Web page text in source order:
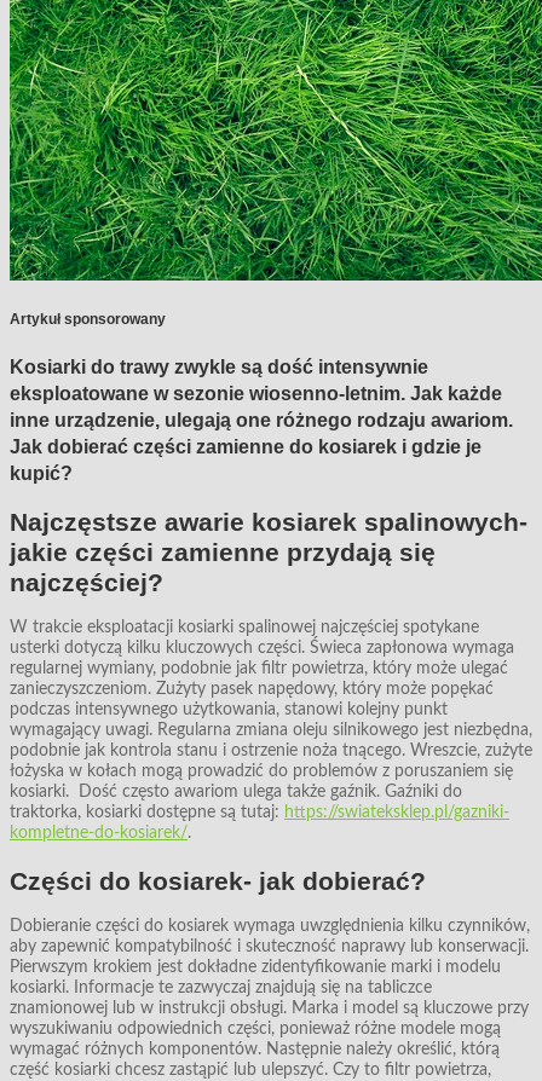
Artykuł sponsorowany
Kosiarki do trawy zwykle są dość intensywnie
eksploatowane w sezonie wiosenno-letnim. Jak każde
inne urządzenie, ulegają one różnego rodzaju awariom.
Jak dobierać części zamienne do kosiarek i gdzie je
kupić?
Najczęstsze awarie kosiarek spalinowych-
jakie części zamienne przydają się
najczęściej?
W trakcie eksploatacji kosiarki spalinowej najczęściej spotykane
usterki dotyczą kilku kluczowych części. Świeca zapłonowa wymaga
regularnej wymiany, podobnie jak filtr powietrza, który może ulegać
zanieczyszczeniom. Zużyty pasek napędowy, który może popękać
podczas intensywnego użytkowania, stanowi kolejny punkt
wymagający uwagi. Regularna zmiana oleju silnikowego jest niezbędna,
podobnie jak kontrola stanu i ostrzenie noża tnącego. Wreszcie, zużyte
łożyska w kołach mogą prowadzić do problemów z poruszaniem się
kosiarki. Dość często awariom ulega także gaźnik. Gaźniki do
traktorka, kosiarki dostępne są tutaj: https://swiateksklep.pl/gazniki-
kompletne-do-kosiarek/.
Części do kosiarek- jak dobierać?
Dobieranie części do kosiarek wymaga uwzględnienia kilku czynników,
aby zapewnić kompatybilność i skuteczność naprawy lub konserwacji.
Pierwszym krokiem jest dokładne zidentyfikowanie marki i modelu
kosiarki. Informacje te zazwyczaj znajdują się na tabliczce
znamionowej lub w instrukcji obsługi. Marka i model są kluczowe przy
wyszukiwaniu odpowiednich części, ponieważ różne modele mogą
wymagać różnych komponentów. Następnie należy określić, którą
część kosiarki chcesz zastąpić lub ulepszyć. Czy to filtr powietrza,